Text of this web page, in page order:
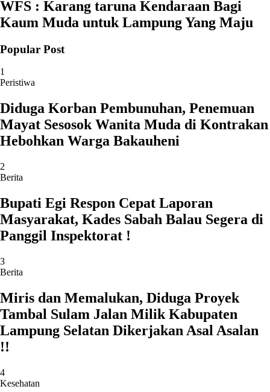
WFS : Karang taruna Kendaraan Bagi
Kaum Muda untuk Lampung Yang Maju
Popular Post
1
Peristiwa
Diduga Korban Pembunuhan, Penemuan
Mayat Sesosok Wanita Muda di Kontrakan
Hebohkan Warga Bakauheni
2
Berita
Bupati Egi Respon Cepat Laporan
Masyarakat, Kades Sabah Balau Segera di
Panggil Inspektorat !
3
Berita
Miris dan Memalukan, Diduga Proyek
Tambal Sulam Jalan Milik Kabupaten
Lampung Selatan Dikerjakan Asal Asalan
!!
4
Kesehatan